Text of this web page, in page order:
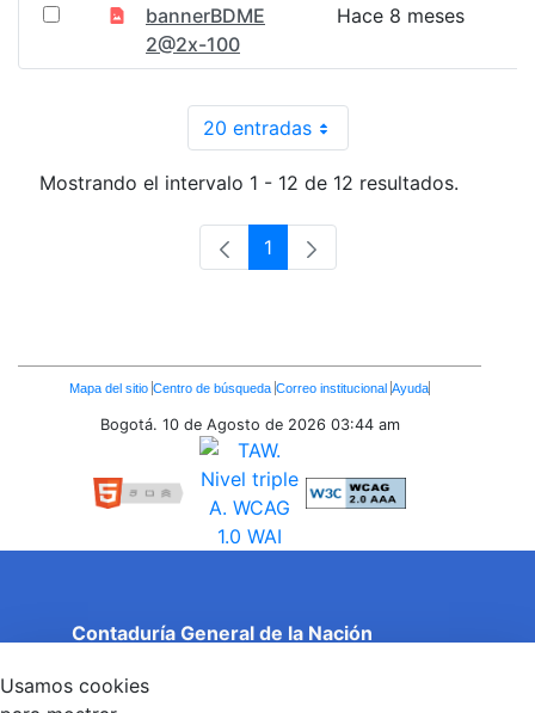
bannerBDME
2@2x-100
Hace 8 meses
20 entradasPor página
Mostrando el intervalo 1 - 12 de 12 resultados.
Página
1
Enlaces
Inferiores
Mapa del sitio Centro de búsqueda Correo institucional Ayuda
Bogotá. 10 de Agosto de 2026 03:44 am
Contaduría General de la Nación
Entidad adscrita al Ministerio de Hacienda y Crédito
Público
Usamos cookies